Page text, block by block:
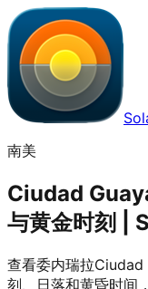
南美
Ciudad
与黄金时刻 |
查看委内瑞拉
刻、日落和黄昏时间